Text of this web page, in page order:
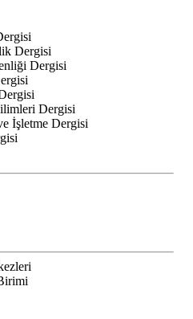
Dergisi
Dergisi
Dergisi
İşletme Dergisi